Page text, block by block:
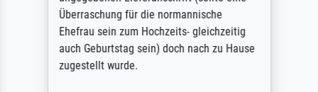
Überraschung für die normannische
Ehefrau sein zum Hochzeits- gleichzeitig
auch Geburtstag sein) doch nach zu Hause
zugestellt wurde.